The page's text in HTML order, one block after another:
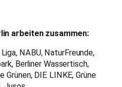
arbeiten zusammen:
NABU, NaturFreunde,
Berliner Wassertisch,
Grünen, DIE LINKE, Grüne